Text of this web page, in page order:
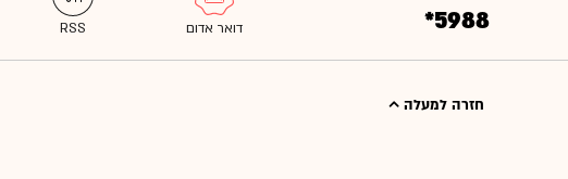
*5988
חזרה למעלה